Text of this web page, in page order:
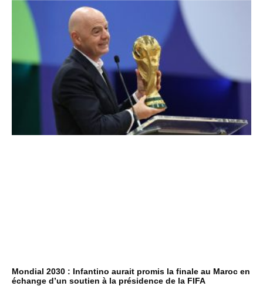
Mondial 2030 : Infantino aurait promis la finale au Maroc en
échange d’un soutien à la présidence de la FIFA